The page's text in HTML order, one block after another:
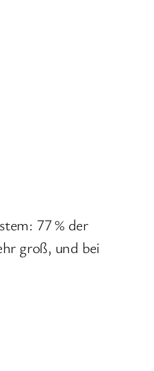
77 % der
groß, und bei